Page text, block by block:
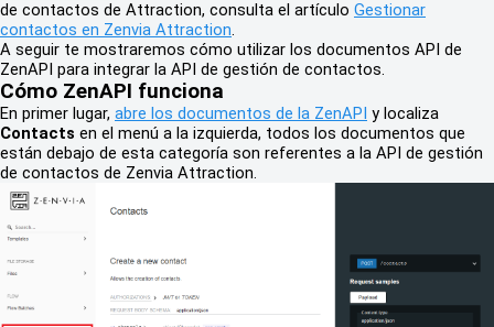
de contactos de Attraction, consulta el artículo Gestionar
contactos en Zenvia Attraction.
A seguir te mostraremos cómo utilizar los documentos API de
ZenAPI para integrar la API de gestión de contactos.
Cómo ZenAPI funciona
En primer lugar, abre los documentos de la ZenAPI y localiza
Contacts en el menú a la izquierda, todos los documentos que
están debajo de esta categoría son referentes a la API de gestión
de contactos de Zenvia Attraction.